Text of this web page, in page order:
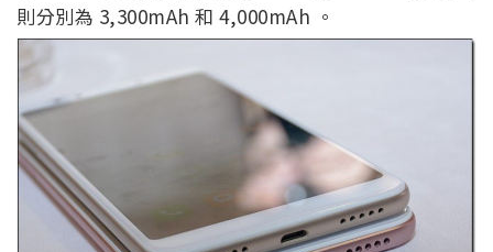
則分別為 3,300mAh 和 4,000mAh 。